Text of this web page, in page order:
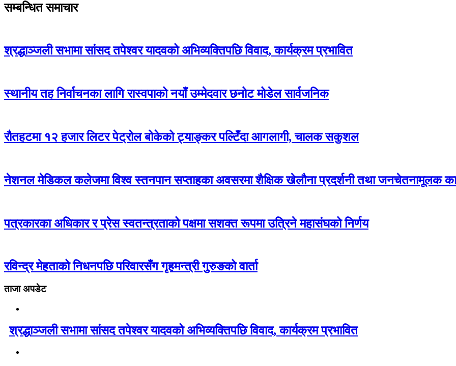
सम्बन्धित समाचार
श्रद्धाञ्जली सभामा सांसद तपेश्वर यादवको अभिव्यक्तिपछि विवाद, कार्यक्रम प्रभावित
स्थानीय तह निर्वाचनका लागि रास्वपाको नयाँ उम्मेदवार छनोट मोडेल सार्वजनिक
रौतहटमा १२ हजार लिटर पेट्रोल बोकेको ट्याङ्कर पल्टिँदा आगलागी, चालक सकुशल
नेशनल मेडिकल कलेजमा विश्व स्तनपान सप्ताहका अवसरमा शैक्षिक खेलौना प्रदर्शनी तथा जनचेतनामूलक
पत्रकारका अधिकार र प्रेस स्वतन्त्रताको पक्षमा सशक्त रूपमा उत्रिने महासंघको निर्णय
रविन्द्र मेहताको निधनपछि परिवारसँग गृहमन्त्री गुरुङको वार्ता
ताजा अपडेट
श्रद्धाञ्जली सभामा सांसद तपेश्वर यादवको अभिव्यक्तिपछि विवाद, कार्यक्रम प्रभावित